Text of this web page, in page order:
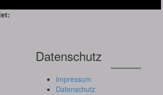
Datenschutz
Impressum
Datenschutz